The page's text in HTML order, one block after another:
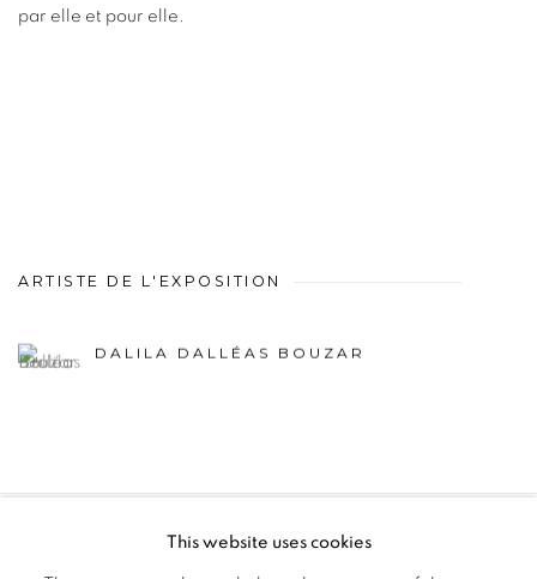
par elle et pour elle.
ARTISTE DE L'EXPOSITION
DALILA DALLÉAS BOUZAR
MANAGE COOKIES
This website uses cookies